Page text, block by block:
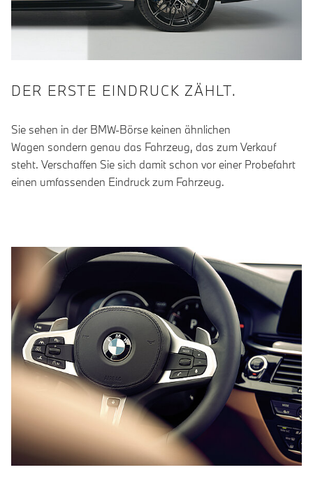
DER ERSTE EINDRUCK ZÄHLT.
Sie sehen in der BMW-Börse keinen ähnlichen
Wagen sondern genau das Fahrzeug, das zum Verkauf
steht. Verschaffen Sie sich damit schon vor einer Probefahrt
einen umfassenden Eindruck zum Fahrzeug.